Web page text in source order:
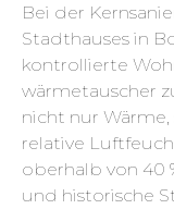
Bei der
Stadthauses in
kontrollierte
wärme­tauscher
nicht nur
relative
oberhalb von 40
und historische